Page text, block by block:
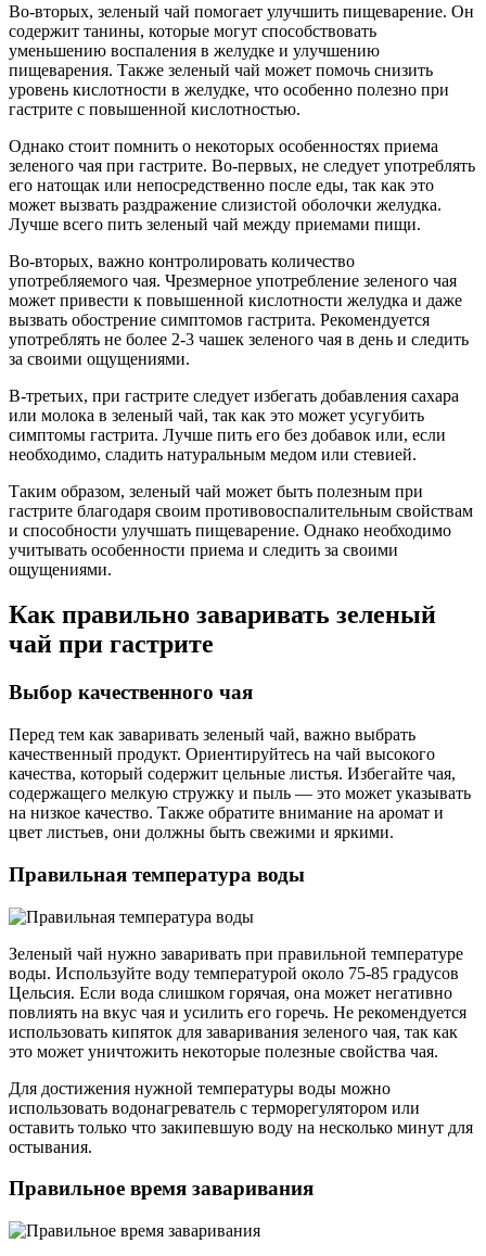
Во-вторых, зеленый чай помогает улучшить пищеварение. Он
содержит танины, которые могут способствовать
уменьшению воспаления в желудке и улучшению
пищеварения. Также зеленый чай может помочь снизить
уровень кислотности в желудке, что особенно полезно при
гастрите с повышенной кислотностью.
Однако стоит помнить о некоторых особенностях приема
зеленого чая при гастрите. Во-первых, не следует употреблять
его натощак или непосредственно после еды, так как это
может вызвать раздражение слизистой оболочки желудка.
Лучше всего пить зеленый чай между приемами пищи.
Во-вторых, важно контролировать количество
употребляемого чая. Чрезмерное употребление зеленого чая
может привести к повышенной кислотности желудка и даже
вызвать обострение симптомов гастрита. Рекомендуется
употреблять не более 2-3 чашек зеленого чая в день и следить
за своими ощущениями.
В-третьих, при гастрите следует избегать добавления сахара
или молока в зеленый чай, так как это может усугубить
симптомы гастрита. Лучше пить его без добавок или, если
необходимо, сладить натуральным медом или стевией.
Таким образом, зеленый чай может быть полезным при
гастрите благодаря своим противовоспалительным свойствам
и способности улучшать пищеварение. Однако необходимо
учитывать особенности приема и следить за своими
ощущениями.
Как правильно заваривать зеленый
чай при гастрите
Выбор качественного чая
Перед тем как заваривать зеленый чай, важно выбрать
качественный продукт. Ориентируйтесь на чай высокого
качества, который содержит цельные листья. Избегайте чая,
содержащего мелкую стружку и пыль — это может указывать
на низкое качество. Также обратите внимание на аромат и
цвет листьев, они должны быть свежими и яркими.
Правильная температура воды
Зеленый чай нужно заваривать при правильной температуре
воды. Используйте воду температурой около 75-85 градусов
Цельсия. Если вода слишком горячая, она может негативно
повлиять на вкус чая и усилить его горечь. Не рекомендуется
использовать кипяток для заваривания зеленого чая, так как
это может уничтожить некоторые полезные свойства чая.
Для достижения нужной температуры воды можно
использовать водонагреватель с терморегулятором или
оставить только что закипевшую воду на несколько минут для
остывания.
Правильное время заваривания